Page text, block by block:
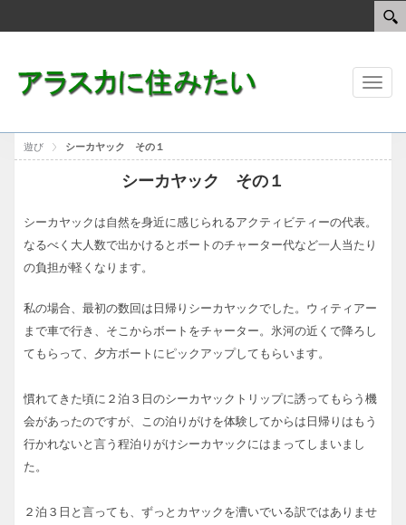
Toggle
遊び シーカヤック その１
シーカヤック その１
シーカヤックは自然を身近に感じられるアクティビティーの代表。
なるべく大人数で出かけるとボートのチャーター代など一人当たり
の負担が軽くなります。
私の場合、最初の数回は日帰りシーカヤックでした。ウィティアー
まで車で行き、そこからボートをチャーター。氷河の近くで降ろし
てもらって、夕方ボートにピックアップしてもらいます。
慣れてきた頃に２泊３日のシーカヤックトリップに誘ってもらう機
会があったのですが、この泊りがけを体験してからは日帰りはもう
行かれないと言う程泊りがけシーカヤックにはまってしまいまし
た。
２泊３日と言っても、ずっとカヤックを漕いでいる訳ではありませ